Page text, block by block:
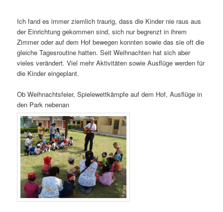
Ich fand es immer ziemlich traurig, dass die Kinder nie raus aus
der Einrichtung gekommen sind, sich nur begrenzt in ihrem
Zimmer oder auf dem Hof bewegen konnten sowie das sie oft die
gleiche Tagesroutine hatten. Seit Weihnachten hat sich aber
vieles verändert. Viel mehr Aktivitäten sowie Ausflüge werden für
die Kinder eingeplant.
Ob Weihnachtsfeier, Spielewettkämpfe auf dem Hof, Ausflüge in
den Park nebenan